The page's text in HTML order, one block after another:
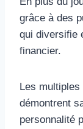
grâce à des
qui diversifie
financier.
Les multiples
démontrent
personnalité